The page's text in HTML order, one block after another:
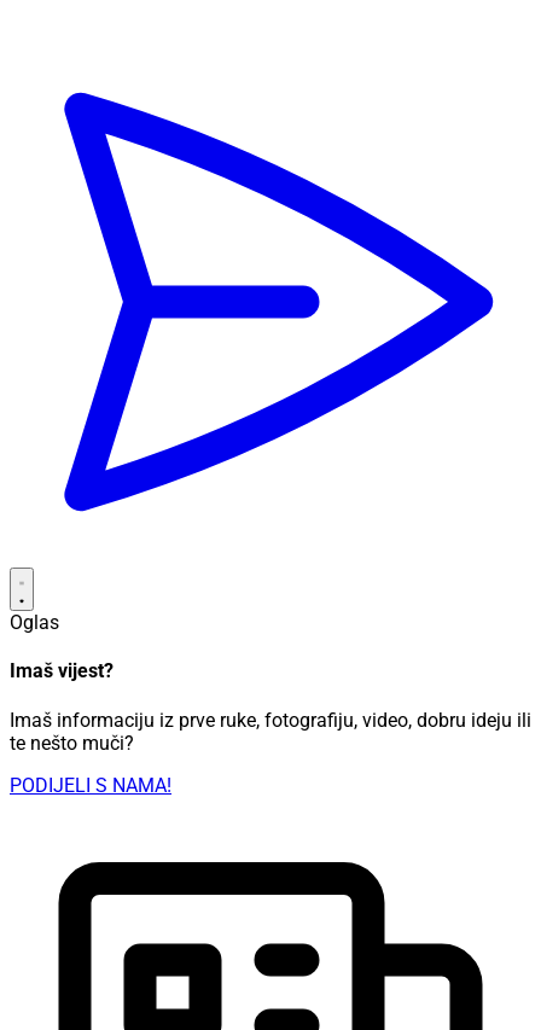
Oglas
Imaš vijest?
Imaš informaciju iz prve ruke, fotografiju, video, dobru ideju ili
te nešto muči?
PODIJELI S NAMA!